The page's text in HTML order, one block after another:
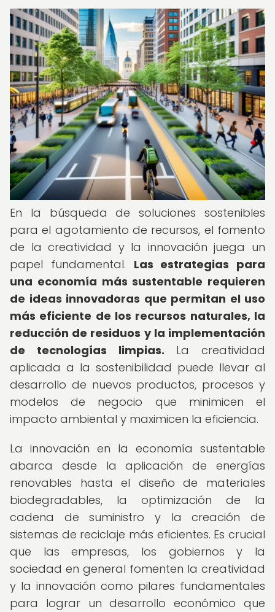
En la búsqueda de soluciones sostenibles
para el agotamiento de recursos, el fomento
de la creatividad y la innovación juega un
papel fundamental. Las estrategias para
una economía más sustentable requieren
de ideas innovadoras que permitan el uso
más eficiente de los recursos naturales, la
reducción de residuos y la implementación
de tecnologías limpias. La creatividad
aplicada a la sostenibilidad puede llevar al
desarrollo de nuevos productos, procesos y
modelos de negocio que minimicen el
impacto ambiental y maximicen la eficiencia.
La innovación en la economía sustentable
abarca desde la aplicación de energías
renovables hasta el diseño de materiales
biodegradables, la optimización de la
cadena de suministro y la creación de
sistemas de reciclaje más eficientes. Es crucial
que las empresas, los gobiernos y la
sociedad en general fomenten la creatividad
y la innovación como pilares fundamentales
para lograr un desarrollo económico que